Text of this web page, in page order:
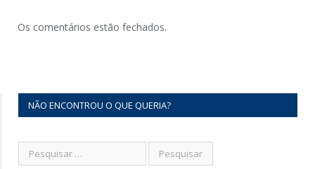
Os comentários estão fechados.
NÃO ENCONTROU O QUE QUERIA?